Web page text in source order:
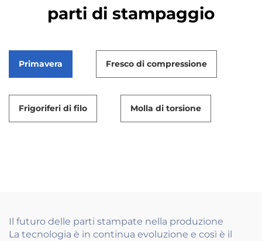
parti di stampaggio
Primavera Fresco di compressione
Frigoriferi di filo Molla di torsione
Il futuro delle parti stampate nella produzione
La tecnologia è in continua evoluzione e così è il